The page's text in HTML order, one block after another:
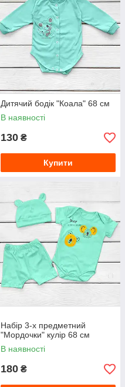
Дитячий бодік "Коала" 68 см
В наявності
130 ₴
Купити
Набір 3-х предметний
"Мордочки" кулір 68 см
В наявності
180 ₴